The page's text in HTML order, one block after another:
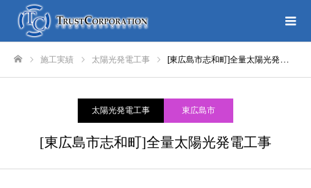
施工実績 太陽光発電工事 [東広島市志和町]全量太陽光発電工事
太陽光発電工事 東広島市
[東広島市志和町]全量太陽光発電工事